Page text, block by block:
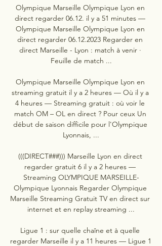
Olympique Marseille Olympique Lyon en
direct regarder 06.12. il y a 51 minutes —
Olympique Marseille Olympique Lyon en
direct regarder 06.12.2023 Regarder en
direct Marseille - Lyon : match à venir ·
Feuille de match ...
Olympique Marseille Olympique Lyon en
streaming gratuit il y a 2 heures — Où il y a
4 heures — Streaming gratuit : où voir le
match OM – OL en direct ? Pour ceux Un
début de saison difficile pour l'Olympique
Lyonnais, ...
(((DIRECT###))) Marseille Lyon en direct
regarder gratuit 6 il y a 2 heures —
Streaming OLYMPIQUE MARSEILLE-
Olympique Lyonnais Regarder Olympique
Marseille Streaming Gratuit TV en direct sur
internet et en replay streaming ...
Ligue 1 : sur quelle chaîne et à quelle
regarder Marseille il y a 11 heures — Ligue 1